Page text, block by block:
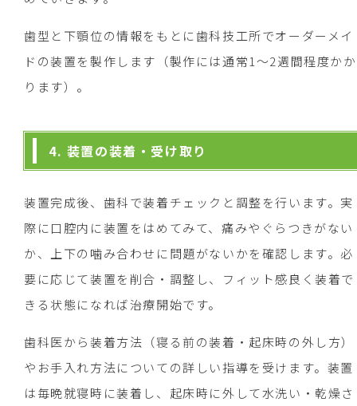
歯型と下顎位の情報をもとに歯科技工所でオーダーメイ
ドの装置を製作します（製作には通常1～2週間程度かか
ります）。
4. 装置の装着・受け取り
装置完成後、歯科で装着チェックと調整を行います。実
際に口腔内に装置をはめてみて、痛みやぐらつきがない
か、上下の噛み合わせに問題がないかを確認します。必
要に応じて装置を削合・調整し、フィット感良く装着で
きる状態になれば治療開始です。
歯科医から装着方法（寝る前の装着・起床時の外し方）
やお手入れ方法についての詳しい指導を受けます。装置
は毎晩就寝時に装着し、起床時に外して水洗い・乾燥さ